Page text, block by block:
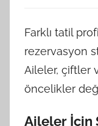
Farklı tatil
rezervasyon
Aileler, çiftler
öncelikler
Aileler İçin